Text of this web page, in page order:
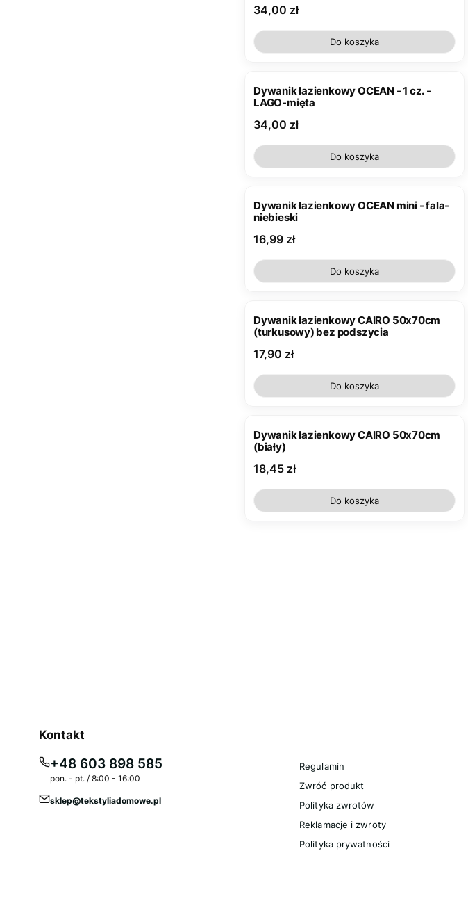
Cena
34,00 zł
Do koszyka
Dywanik łazienkowy OCEAN - 1 cz. -
LAGO-mięta
Cena
34,00 zł
Do koszyka
Dywanik łazienkowy OCEAN mini - fala-
niebieski
Cena
16,99 zł
Do koszyka
Dywanik łazienkowy CAIRO 50x70cm
(turkusowy) bez podszycia
Cena
17,90 zł
Do koszyka
Dywanik łazienkowy CAIRO 50x70cm
(biały)
Cena
18,45 zł
Do koszyka
Kontakt
+48 603 898 585
pon. - pt. / 8:00 - 16:00
sklep@tekstyliadomowe.pl
Regulamin
Zwróć produkt
Polityka zwrotów
Reklamacje i zwroty
Polityka prywatności